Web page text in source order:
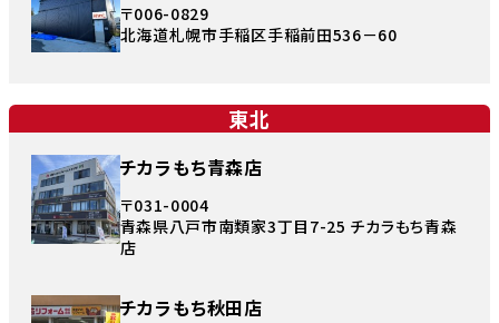
〒006-0829
北海道札幌市手稲区手稲前田536－60
東北
チカラもち青森店
〒031-0004
青森県八戸市南類家3丁目7-25 チカラもち青森
店
チカラもち秋田店